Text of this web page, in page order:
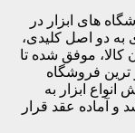
های ابزار در
به دو اصل کلیدی،
موفق شده تا
ترین فروشگاه
ابزار به
آماده عقد قرار